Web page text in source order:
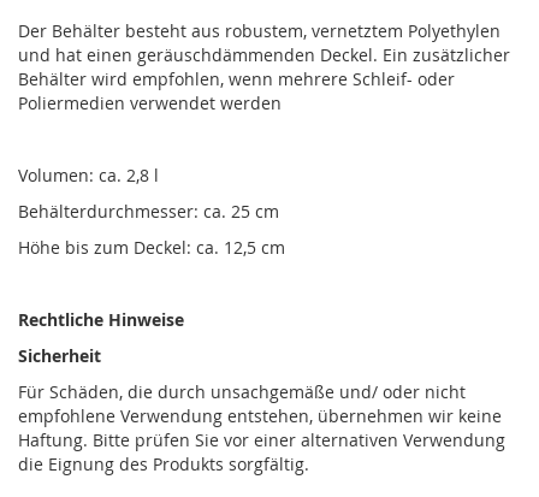
Der Behälter besteht aus robustem, vernetztem Polyethylen
und hat einen geräuschdämmenden Deckel. Ein zusätzlicher
Behälter wird empfohlen, wenn mehrere Schleif- oder
Poliermedien verwendet werden
Volumen: ca. 2,8 l
Behälterdurchmesser: ca. 25 cm
Höhe bis zum Deckel: ca. 12,5 cm
Rechtliche Hinweise
Sicherheit
Für Schäden, die durch unsachgemäße und/ oder nicht
empfohlene Verwendung entstehen, übernehmen wir keine
Haftung. Bitte prüfen Sie vor einer alternativen Verwendung
die Eignung des Produkts sorgfältig.